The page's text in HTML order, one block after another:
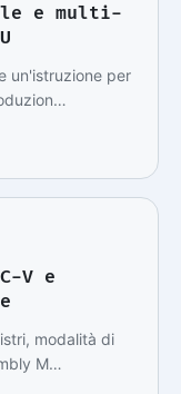
e multi-
un'istruzione per
V e
modalità di
M…